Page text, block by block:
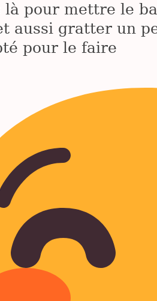
là pour mettre le
aussi gratter un
pour le faire